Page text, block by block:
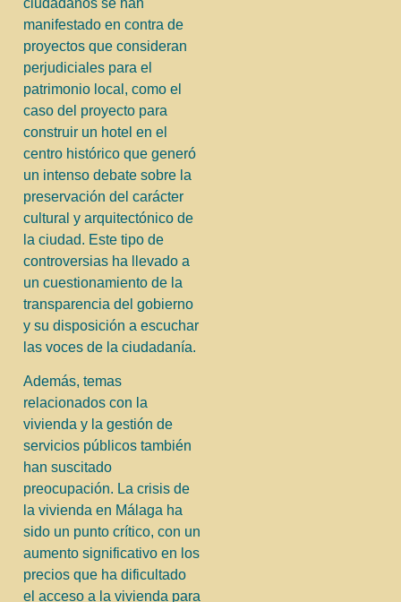
ciudadanos se han
manifestado en contra de
proyectos que consideran
perjudiciales para el
patrimonio local, como el
caso del proyecto para
construir un hotel en el
centro histórico que generó
un intenso debate sobre la
preservación del carácter
cultural y arquitectónico de
la ciudad. Este tipo de
controversias ha llevado a
un cuestionamiento de la
transparencia del gobierno
y su disposición a escuchar
las voces de la ciudadanía.
Además, temas
relacionados con la
vivienda y la gestión de
servicios públicos también
han suscitado
preocupación. La crisis de
la vivienda en Málaga ha
sido un punto crítico, con un
aumento significativo en los
precios que ha dificultado
el acceso a la vivienda para